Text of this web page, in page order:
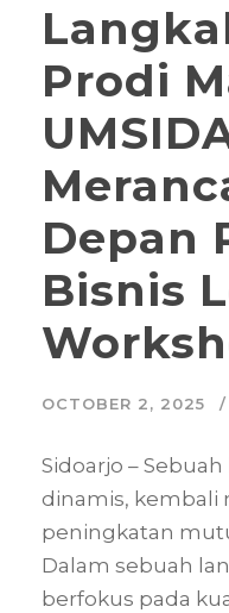
Prodi
Depan
Bisnis
OCTOBER 2, 2025
Sidoarjo –
dinamis, kembali
peningkatan
Dalam sebuah
berfokus pada